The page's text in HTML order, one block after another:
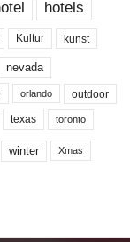
hotels
Kultur kunst
nevada
orlando outdoor
texas toronto
winter Xmas